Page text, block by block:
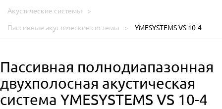
Акустические системы
Пассивные акустические системы
YMESYSTEMS VS 10-4
Пассивная полнодиапазонная
двухполосная акустическая
система YMESYSTEMS VS 10-4